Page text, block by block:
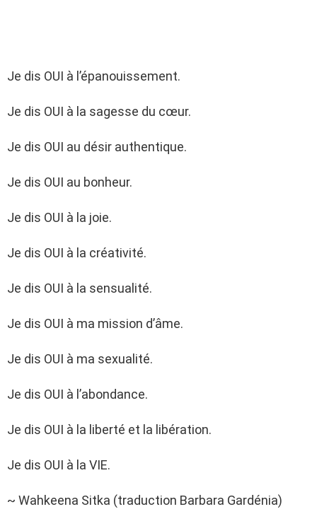
Je dis OUI à l’épanouissement.
Je dis OUI à la sagesse du cœur.
Je dis OUI au désir authentique.
Je dis OUI au bonheur.
Je dis OUI à la joie.
Je dis OUI à la créativité.
Je dis OUI à la sensualité.
Je dis OUI à ma mission d’âme.
Je dis OUI à ma sexualité.
Je dis OUI à l’abondance.
Je dis OUI à la liberté et la libération.
Je dis OUI à la VIE.
~ Wahkeena Sitka (traduction Barbara Gardénia)